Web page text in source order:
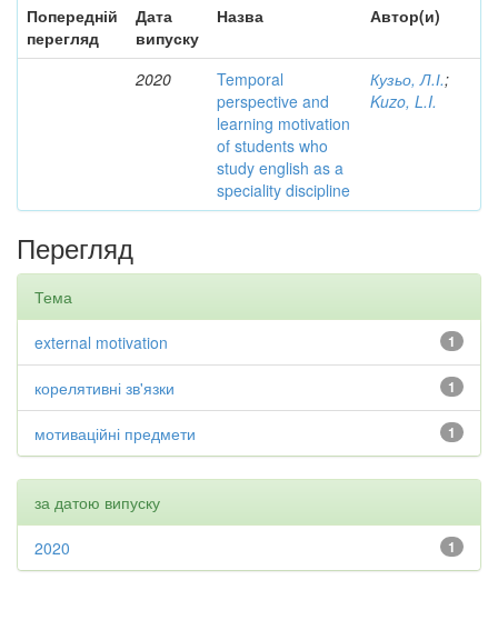
Попередній
перегляд
Дата
випуску
Назва Автор(и)
2020
Temporal
perspective and
learning motivation
of students who
study english as a
speciality discipline
Кузьо, Л.І.;
Kuzo, L.I.
Перегляд
Тема
1
external motivation
1
корелятивні зв'язки
1
мотиваційні предмети
за датою випуску
1
2020